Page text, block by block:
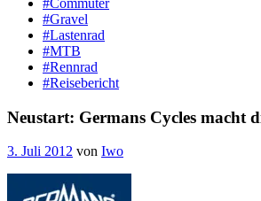
#Commuter
#Gravel
#Lastenrad
#MTB
#Rennrad
#Reisebericht
Neustart: Germans Cycles macht
3. Juli 2012 von Iwo